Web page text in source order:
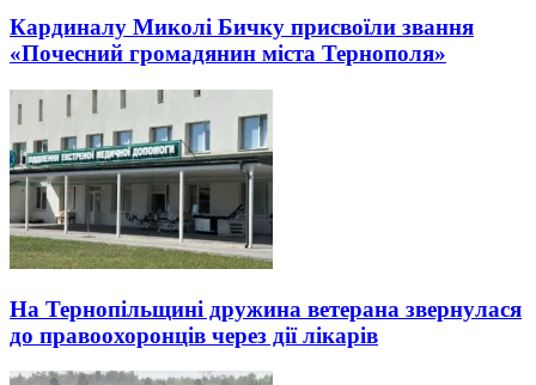
Кардиналу Миколі Бичку присвоїли звання
«Почесний громадянин міста Тернополя»
На Тернопільщині дружина ветерана звернулася
до правоохоронців через дії лікарів